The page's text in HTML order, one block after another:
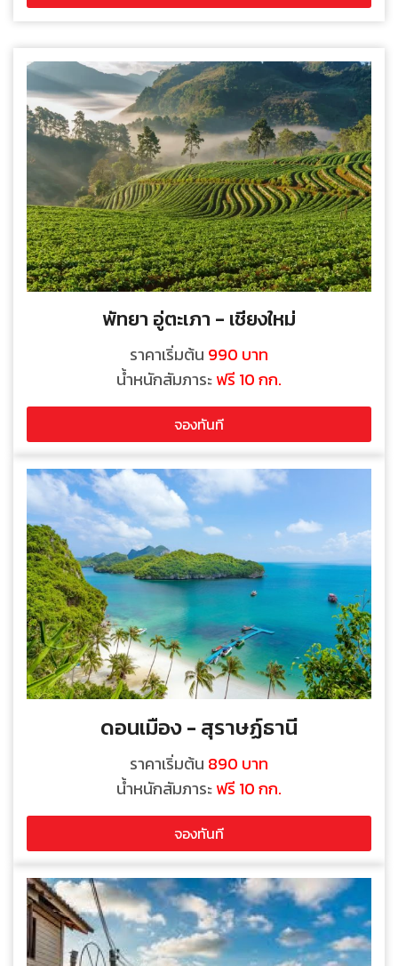
พัทยา อู่ตะเภา - เชียงใหม่
ราคาเริ่มต้น 990 บาท
น้ำหนักสัมภาระฟรี 10 กก.
จองทันที
ดอนเมือง - สุราษฏ์ธานี
ราคาเริ่มต้น 890 บาท
น้ำหนักสัมภาระฟรี 10 กก.
จองทันที